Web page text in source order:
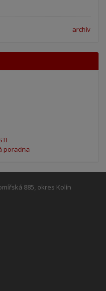
archív
poradna
885, okres Kolín